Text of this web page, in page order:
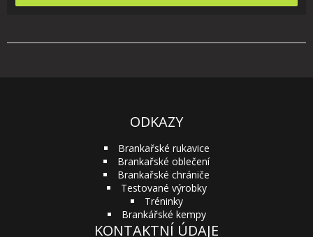
ODKAZY
Brankařské rukavice
Brankařské oblečení
Brankařské chrániče
Testované výrobky
Tréninky
Brankářské kempy
KONTAKTNÍ ÚDAJE